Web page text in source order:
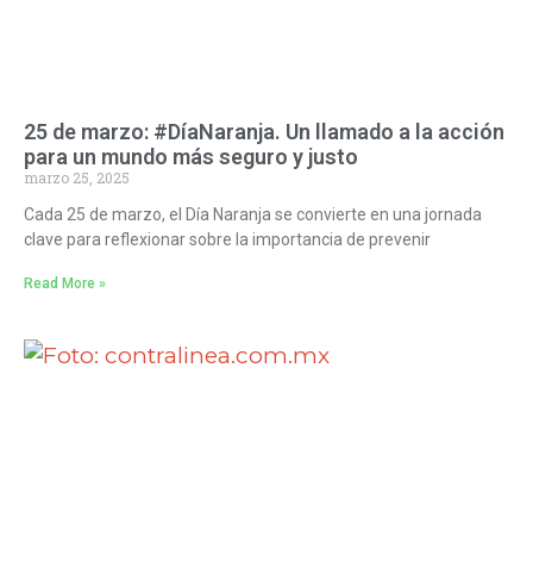
25 de marzo: #DíaNaranja. Un llamado a la acción
para un mundo más seguro y justo
marzo 25, 2025
Cada 25 de marzo, el Día Naranja se convierte en una jornada
clave para reflexionar sobre la importancia de prevenir
Read More »